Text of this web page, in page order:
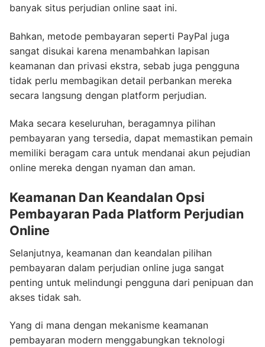
banyak situs perjudian online saat ini.
Bahkan, metode pembayaran seperti PayPal juga
sangat disukai karena menambahkan lapisan
keamanan dan privasi ekstra, sebab juga pengguna
tidak perlu membagikan detail perbankan mereka
secara langsung dengan platform perjudian.
Maka secara keseluruhan, beragamnya pilihan
pembayaran yang tersedia, dapat memastikan pemain
memiliki beragam cara untuk mendanai akun pejudian
online mereka dengan nyaman dan aman.
Keamanan Dan Keandalan Opsi
Pembayaran Pada Platform Perjudian
Online
Selanjutnya, keamanan dan keandalan pilihan
pembayaran dalam perjudian online juga sangat
penting untuk melindungi pengguna dari penipuan dan
akses tidak sah.
Yang di mana dengan mekanisme keamanan
pembayaran modern menggabungkan teknologi